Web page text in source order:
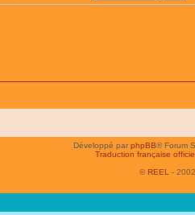
Développé parphpBB® Forum
Traduction française
© REEL -